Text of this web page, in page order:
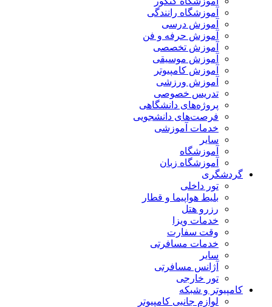
آموزشگاه رانندگی
آموزش درسی
آموزش حرفه و فن
آموزش تخصصی
آموزش موسیقی
آموزش کامپیوتر
آموزش ورزشی
تدریس خصوصی
پروژه‌های دانشگاهی
فرصت‌های دانشجویی
خدمات آموزشی
سایر
آموزشگاه
آموزشگاه زبان
گردشگری
تور داخلی
بلیط هواپیما و قطار
رزرو هتل
خدمات ویزا
وقت سفارت
خدمات مسافرتی
سایر
آژانس مسافرتی
تور خارجی
کامپیوتر و شبکه
لوازم جانبی کامپیوتر